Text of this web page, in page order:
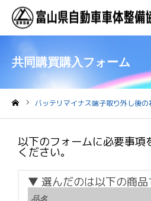
共同購買購入フォーム
バッテリマイナス端子取り外し後
以下のフォームに必要事項
ください。
▼ 選んだのは以下の商品